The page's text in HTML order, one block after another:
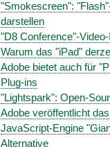
"Smokescreen":
darstellen
"D8 Conference"-
Warum das "iPad"
Adobe bietet auch für
Plug-ins
"Lightspark": Open-
Adobe veröffentlicht
JavaScript-Engine
Alternative